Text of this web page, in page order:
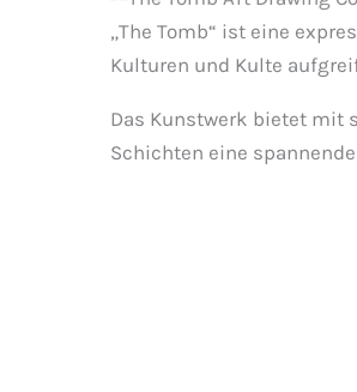
„The Tomb“ ist eine
Kulturen und Kulte
Das Kunstwerk bietet mit
Schichten eine